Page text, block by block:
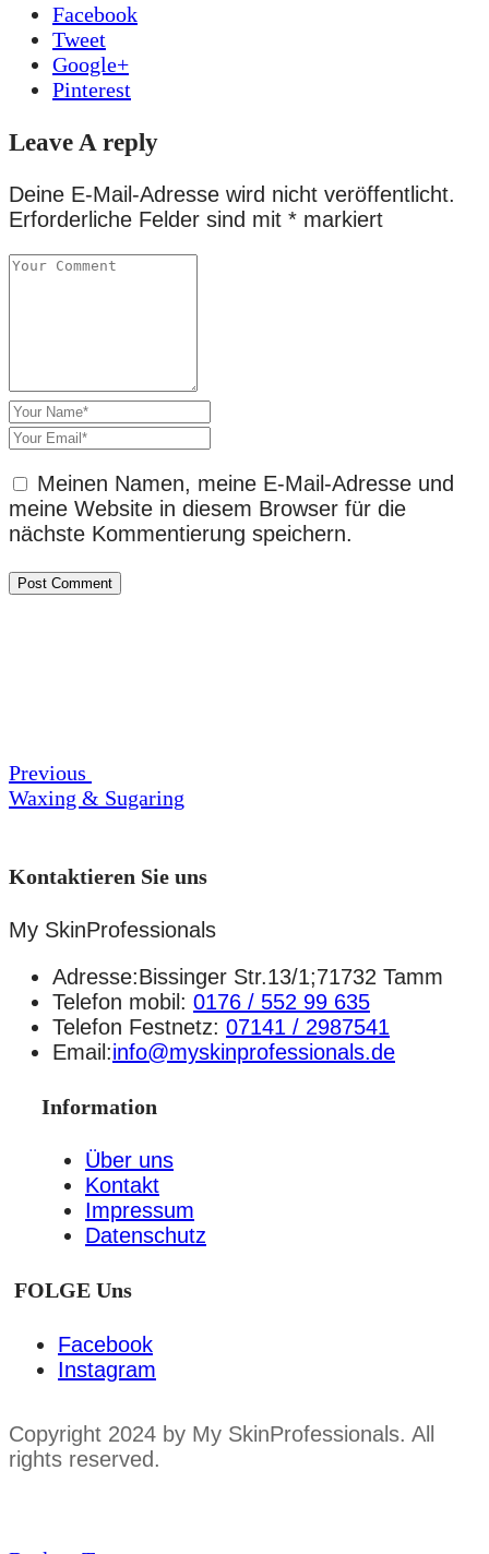
Facebook
Tweet
Google+
Pinterest
Leave A reply
Deine E-Mail-Adresse wird nicht veröffentlicht.
Erforderliche Felder sind mit * markiert
Meinen Namen, meine E-Mail-Adresse und
meine Website in diesem Browser für die
nächste Kommentierung speichern.
Previous
Waxing & Sugaring
Kontaktieren Sie uns
My SkinProfessionals
Adresse:Bissinger Str.13/1;71732 Tamm
Telefon mobil: 0176 / 552 99 635
Telefon Festnetz: 07141 / 2987541
Email:info@myskinprofessionals.de
Information
Über uns
Kontakt
Impressum
Datenschutz
FOLGE Uns
Facebook
Instagram
Copyright 2024 by My SkinProfessionals. All
rights reserved.